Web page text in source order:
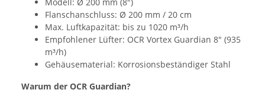
Flanschanschluss: Ø 200 mm / 20 cm
Max. Luftkapazität: bis zu 1020 m³/h
Empfohlener Lüfter: OCR Vortex Guardian 8″ (935
m³/h)
Gehäusematerial: Korrosionsbeständiger Stahl
Warum der OCR Guardian?